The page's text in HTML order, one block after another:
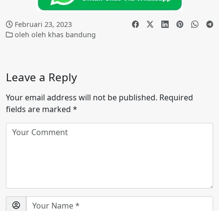
Februari 23, 2023
oleh oleh khas bandung
Leave a Reply
Your email address will not be published. Required
fields are marked *